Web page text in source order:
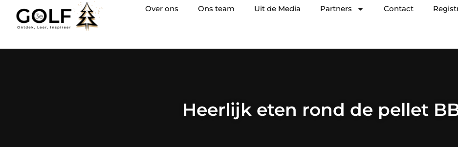
Over ons Ons team Uit de Media Partners Contact
Heerlijk eten rond de pellet